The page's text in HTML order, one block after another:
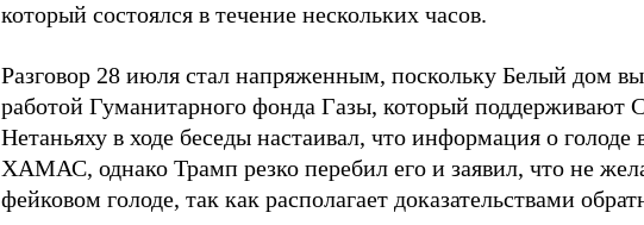
который состоялся в течение нескольких часов.
Разговор 28 июля стал напряженным, поскольку Белый дом
работой Гуманитарного фонда Газы, который
Нетаньяху в ходе беседы настаивал, что информация о голоде
ХАМАС, однако Трамп резко перебил его и заявил, что не
фейковом голоде, так как располагает доказательствами